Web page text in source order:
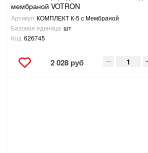
мембраной VOTRON
Артикул КОМПЛЕКТ К-5 с Мембраной
Базовая единица шт
Код 626745
2 028 руб